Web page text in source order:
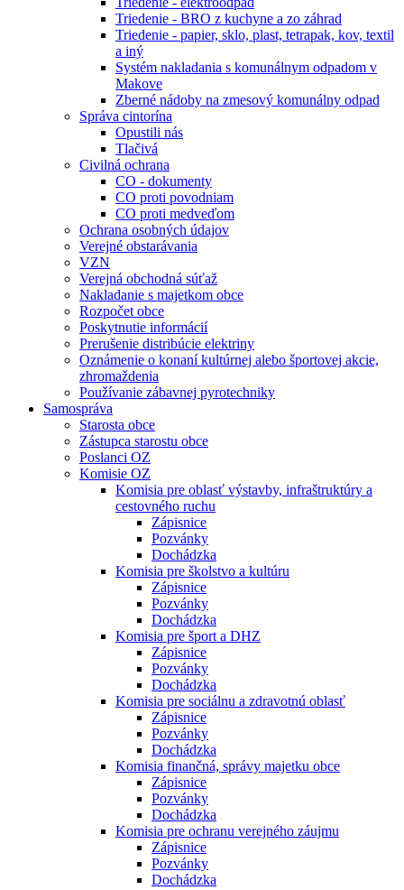
Triedenie - BRO z kuchyne a zo záhrad
Triedenie - papier, sklo, plast, tetrapak, kov, textil
a iný
Systém nakladania s komunálnym odpadom v
Makove
Zberné nádoby na zmesový komunálny odpad
Správa cintorína
Opustili nás
Tlačivá
Civilná ochrana
CO - dokumenty
CO proti povodniam
CO proti medveďom
Ochrana osobných údajov
Verejné obstarávania
VZN
Verejná obchodná súťaž
Nakladanie s majetkom obce
Rozpočet obce
Poskytnutie informácií
Prerušenie distribúcie elektriny
Oznámenie o konaní kultúrnej alebo športovej akcie,
zhromaždenia
Používanie zábavnej pyrotechniky
Samospráva
Starosta obce
Zástupca starostu obce
Poslanci OZ
Komisie OZ
Komisia pre oblasť výstavby, infraštruktúry a
cestovného ruchu
Zápisnice
Pozvánky
Dochádzka
Komisia pre školstvo a kultúru
Zápisnice
Pozvánky
Dochádzka
Komisia pre šport a DHZ
Zápisnice
Pozvánky
Dochádzka
Komisia pre sociálnu a zdravotnú oblasť
Zápisnice
Pozvánky
Dochádzka
Komisia finančná, správy majetku obce
Zápisnice
Pozvánky
Dochádzka
Komisia pre ochranu verejného záujmu
Zápisnice
Pozvánky
Dochádzka